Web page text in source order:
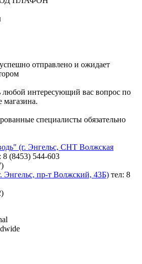
отправлено и ожидает
любой интересующий вас вопрос по
магазина.
специалисты обязательно
(г. Энгельс, СНТ Волжская
8 (8453) 544-603
пр-т Волжский, 43Б) тел: 8